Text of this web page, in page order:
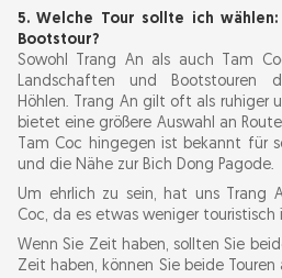
5. Welche Tour sollte ich
Bootstour?
Sowohl Trang An als auch Tam
Landschaften und Bootstouren
Höhlen. Trang An gilt oft als ruhiger
bietet eine größere Auswahl an
Tam Coc hingegen ist bekannt für
und die Nähe zur Bich Dong Pagode.
Um ehrlich zu sein, hat uns Trang
Coc, da es etwas weniger touristisch
Wenn Sie Zeit haben, sollten Sie
Zeit haben, können Sie beide